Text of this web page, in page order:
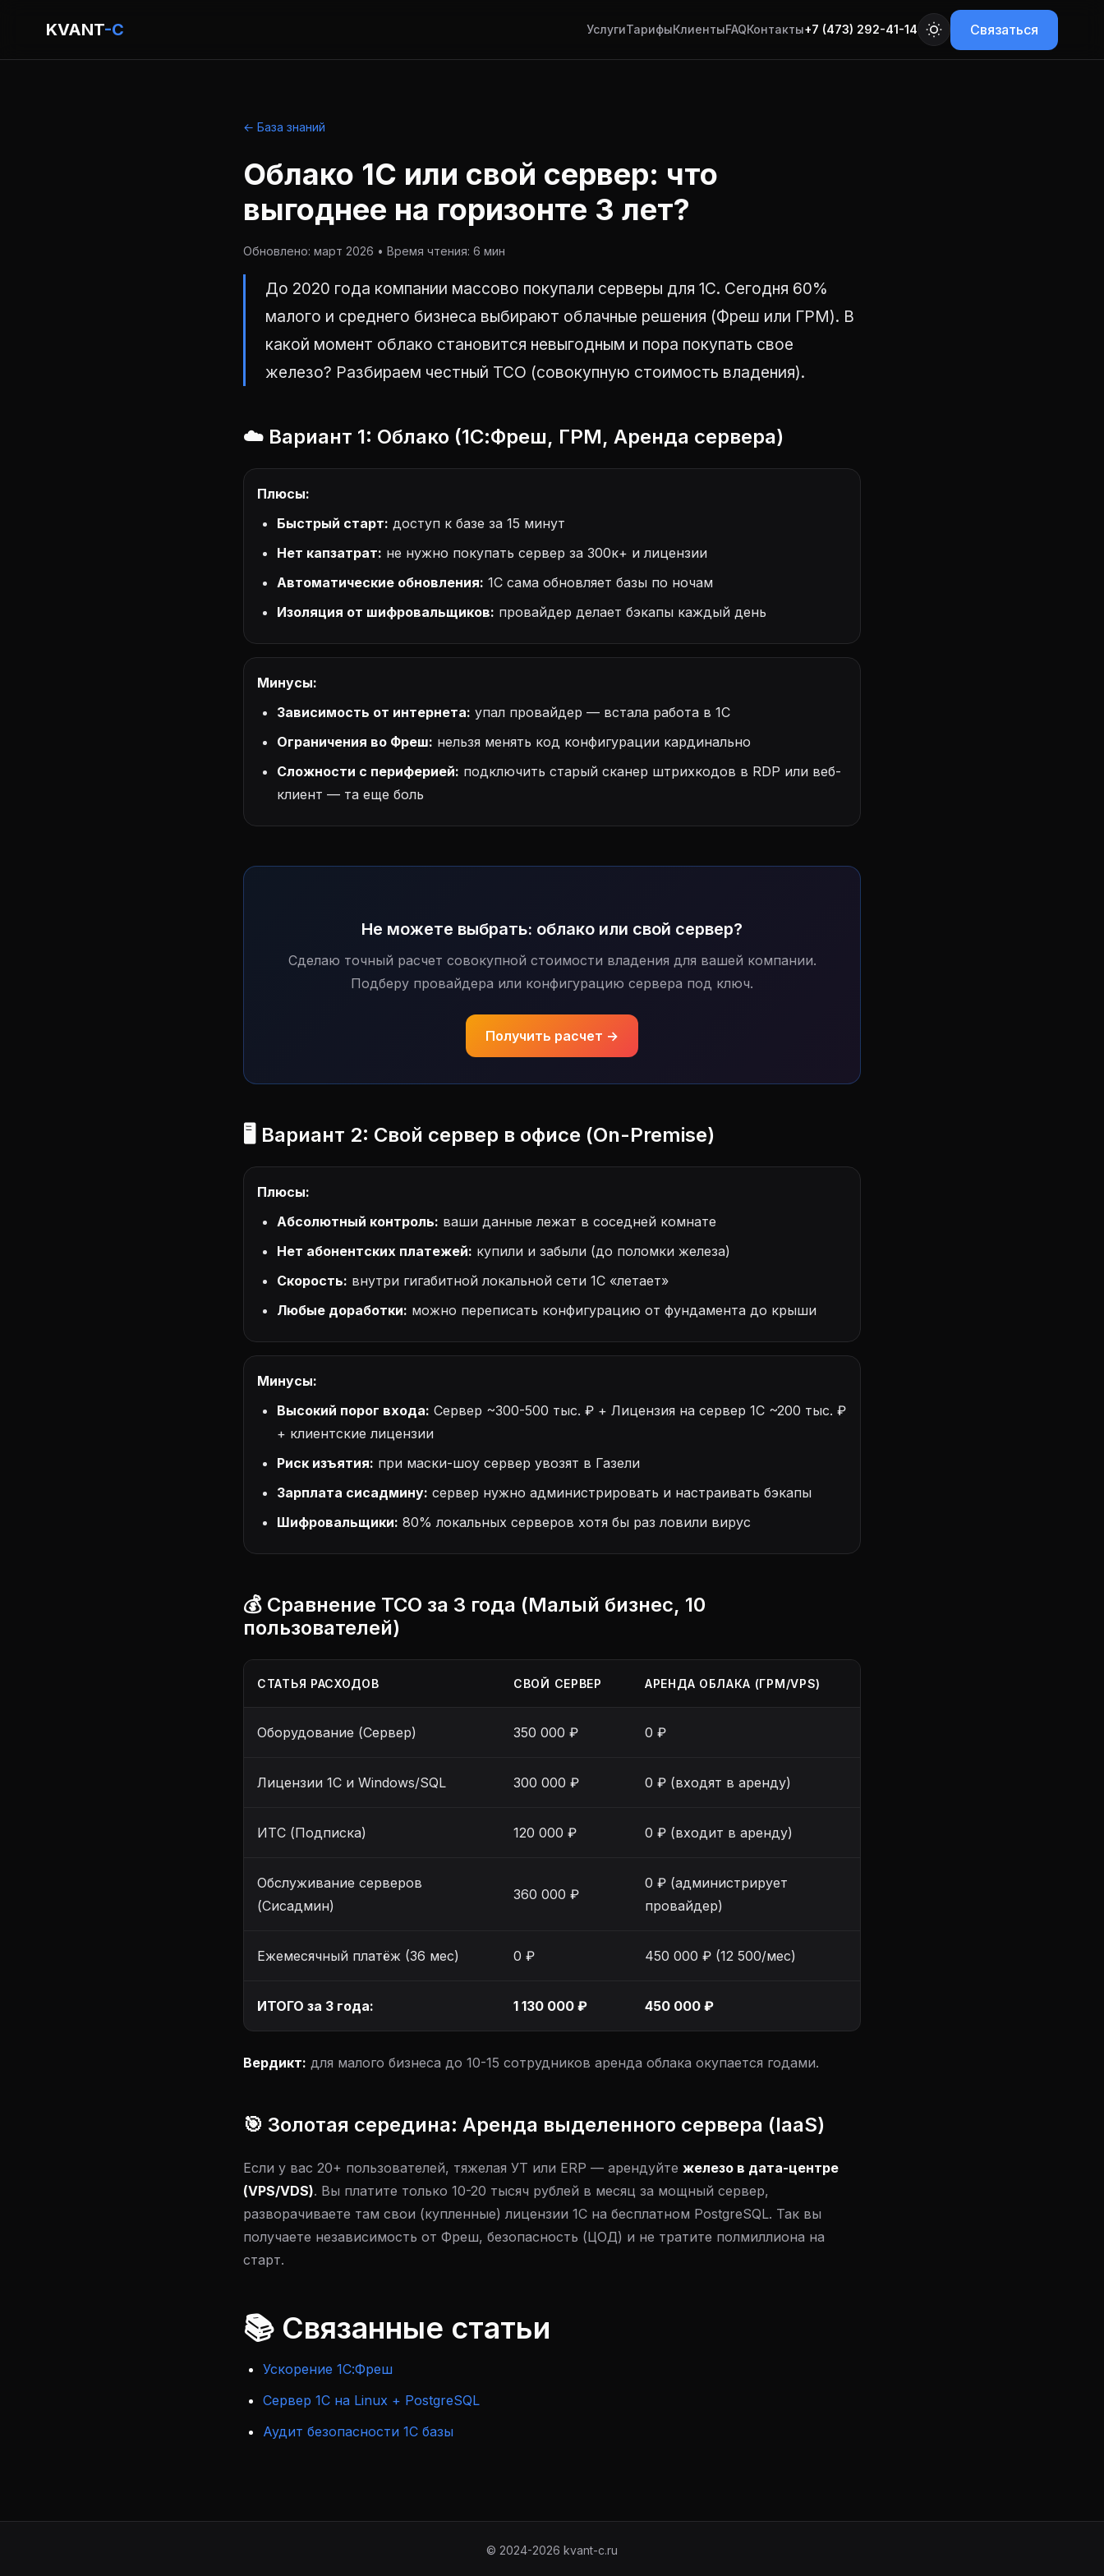
KVANT-C УслугиТарифыКлиентыFAQКонтакты+7 (473) 292-41-14 Связаться
← База знаний
Облако 1С или свой сервер: что
выгоднее на горизонте 3 лет?
Обновлено: март 2026 • Время чтения: 6 мин
До 2020 года компании массово покупали серверы для 1С. Сегодня 60%
малого и среднего бизнеса выбирают облачные решения (Фреш или ГРМ). В
какой момент облако становится невыгодным и пора покупать свое
железо? Разбираем честный TCO (совокупную стоимость владения).
☁️ Вариант 1: Облако (1С:Фреш, ГРМ, Аренда сервера)
Плюсы:
Быстрый старт: доступ к базе за 15 минут
Нет капзатрат: не нужно покупать сервер за 300к+ и лицензии
Автоматические обновления: 1С сама обновляет базы по ночам
Изоляция от шифровальщиков: провайдер делает бэкапы каждый день
Минусы:
Зависимость от интернета: упал провайдер — встала работа в 1С
Ограничения во Фреш: нельзя менять код конфигурации кардинально
Сложности с периферией: подключить старый сканер штрихкодов в RDP или веб-
клиент — та еще боль
Не можете выбрать: облако или свой сервер?
Сделаю точный расчет совокупной стоимости владения для вашей компании.
Подберу провайдера или конфигурацию сервера под ключ.
Получить расчет →
🖥️ Вариант 2: Свой сервер в офисе (On-Premise)
Плюсы:
Абсолютный контроль: ваши данные лежат в соседней комнате
Нет абонентских платежей: купили и забыли (до поломки железа)
Скорость: внутри гигабитной локальной сети 1С «летает»
Любые доработки: можно переписать конфигурацию от фундамента до крыши
Минусы:
Высокий порог входа: Сервер ~300-500 тыс. ₽ + Лицензия на сервер 1С ~200 тыс. ₽
+ клиентские лицензии
Риск изъятия: при маски-шоу сервер увозят в Газели
Зарплата сисадмину: сервер нужно администрировать и настраивать бэкапы
Шифровальщики: 80% локальных серверов хотя бы раз ловили вирус
💰 Сравнение TCO за 3 года (Малый бизнес, 10
пользователей)
СТАТЬЯ РАСХОДОВ СВОЙ СЕРВЕР АРЕНДА ОБЛАКА (ГРМ/VPS)
Оборудование (Сервер) 350 000 ₽ 0 ₽
Лицензии 1С и Windows/SQL 300 000 ₽ 0 ₽ (входят в аренду)
ИТС (Подписка) 120 000 ₽ 0 ₽ (входит в аренду)
Обслуживание серверов
(Сисадмин)
360 000 ₽
0 ₽ (администрирует
провайдер)
Ежемесячный платёж (36 мес) 0 ₽ 450 000 ₽ (12 500/мес)
ИТОГО за 3 года: 1 130 000 ₽ 450 000 ₽
Вердикт: для малого бизнеса до 10-15 сотрудников аренда облака окупается годами.
🎯 Золотая середина: Аренда выделенного сервера (IaaS)
Если у вас 20+ пользователей, тяжелая УТ или ERP — арендуйте железо в дата-центре
(VPS/VDS). Вы платите только 10-20 тысяч рублей в месяц за мощный сервер,
разворачиваете там свои (купленные) лицензии 1С на бесплатном PostgreSQL. Так вы
получаете независимость от Фреш, безопасность (ЦОД) и не тратите полмиллиона на
старт.
📚 Связанные статьи
Ускорение 1С:Фреш
Сервер 1С на Linux + PostgreSQL
Аудит безопасности 1С базы
© 2024-2026 kvant-c.ru